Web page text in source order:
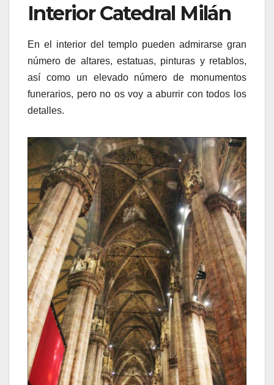
Interior Catedral Milán
En el interior del templo pueden admirarse gran
número de altares, estatuas, pinturas y retablos,
así como un elevado número de monumentos
funerarios, pero no os voy a aburrir con todos los
detalles.